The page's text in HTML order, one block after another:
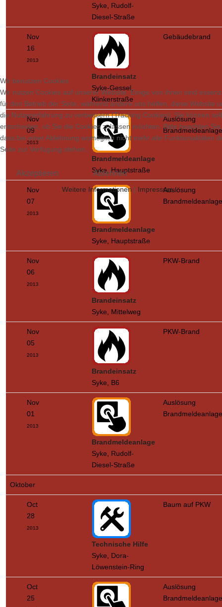
Syke, Rudolf-
Diesel-Straße
Nov
16
2013
Brandeinsatz
Syke-Gessel,
Klinkerstraße
Gebäudebrand
Nov
09
2013
Brandmeldeanlage
Syke, Hauptstraße
Auslösung
Brandmeldeanlage
Nov
07
2013
Brandmeldeanlage
Syke, Hauptstraße
Auslösung
Brandmeldeanlage
Nov
06
2013
Brandeinsatz
Syke, Mittelweg
PKW-Brand
Nov
05
2013
Brandeinsatz
Syke, B6
PKW-Brand
Nov
01
2013
Brandmeldeanlage
Syke, Rudolf-
Diesel-Straße
Auslösung
Brandmeldeanlage
Oktober
Oct
28
2013
Technische Hilfe
Syke, Dora-
Löwenstein-Ring
Baum auf PKW
Oct
25
Auslösung
Brandmeldeanlage
Wir benutzen Cookies
Wir nutzen Cookies auf unserer Website. Einige von ihnen sind
für den Betrieb der Seite, während andere uns helfen, diese Website
die Nutzererfahrung zu verbessern (Tracking Cookies). Sie können
entscheiden, ob Sie die Cookies zulassen möchten. Bitte beachten Sie,
dass bei einer Ablehnung womöglich nicht mehr alle Funktionalitäten
Seite zur Verfügung stehen.
Akzeptieren Ablehnen
Weitere Informationen | Impressum